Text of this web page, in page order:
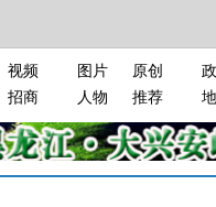
视频
招商
图片
原创
人物
推荐